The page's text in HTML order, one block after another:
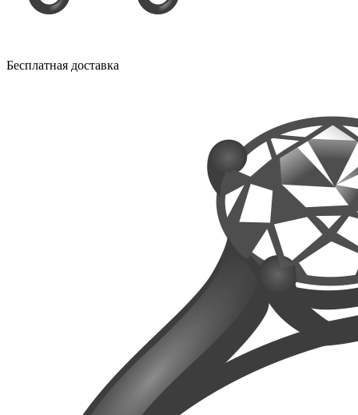
Бесплатная доставка